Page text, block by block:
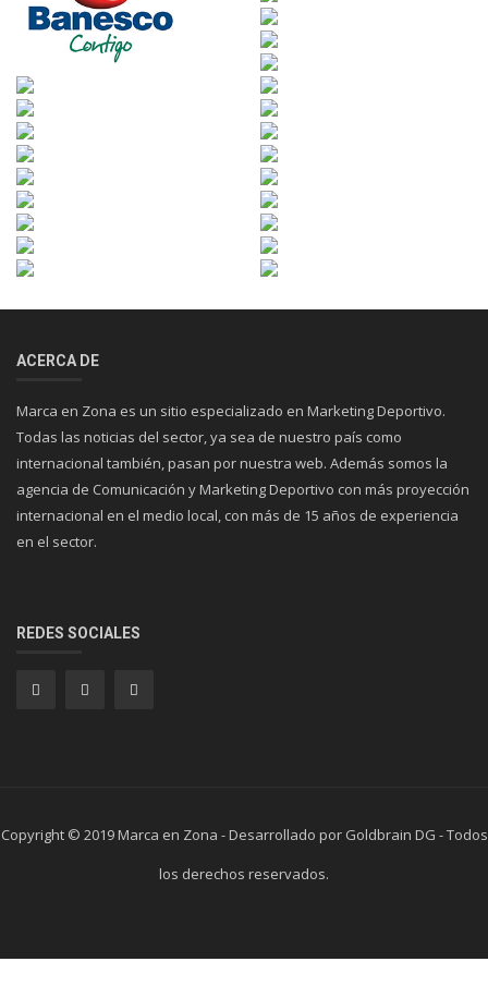
ACERCA DE
Marca en Zona es un sitio especializado en Marketing Deportivo.
Todas las noticias del sector, ya sea de nuestro país como
internacional también, pasan por nuestra web. Además somos la
agencia de Comunicación y Marketing Deportivo con más proyección
internacional en el medio local, con más de 15 años de experiencia
en el sector.
REDES SOCIALES
Copyright © 2019 Marca en Zona - Desarrollado por Goldbrain DG - Todos
los derechos reservados.